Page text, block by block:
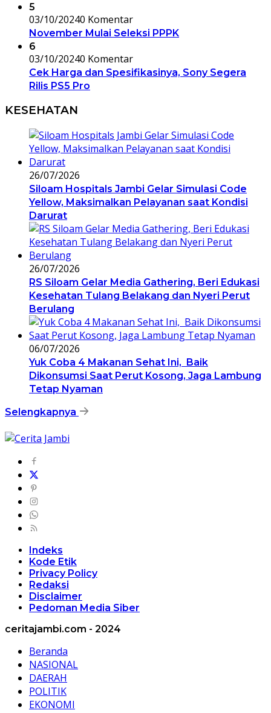
5
03/10/20240 Komentar
November Mulai Seleksi PPPK
6
03/10/20240 Komentar
Cek Harga dan Spesifikasinya, Sony Segera
Rilis PS5 Pro
KESEHATAN
26/07/2026
Siloam Hospitals Jambi Gelar Simulasi Code
Yellow, Maksimalkan Pelayanan saat Kondisi
Darurat
26/07/2026
RS Siloam Gelar Media Gathering, Beri Edukasi
Kesehatan Tulang Belakang dan Nyeri Perut
Berulang
06/07/2026
Yuk Coba 4 Makanan Sehat Ini, Baik
Dikonsumsi Saat Perut Kosong, Jaga Lambung
Tetap Nyaman
Selengkapnya
Indeks
Kode Etik
Privacy Policy
Redaksi
Disclaimer
Pedoman Media Siber
ceritajambi.com - 2024
Beranda
NASIONAL
DAERAH
POLITIK
EKONOMI